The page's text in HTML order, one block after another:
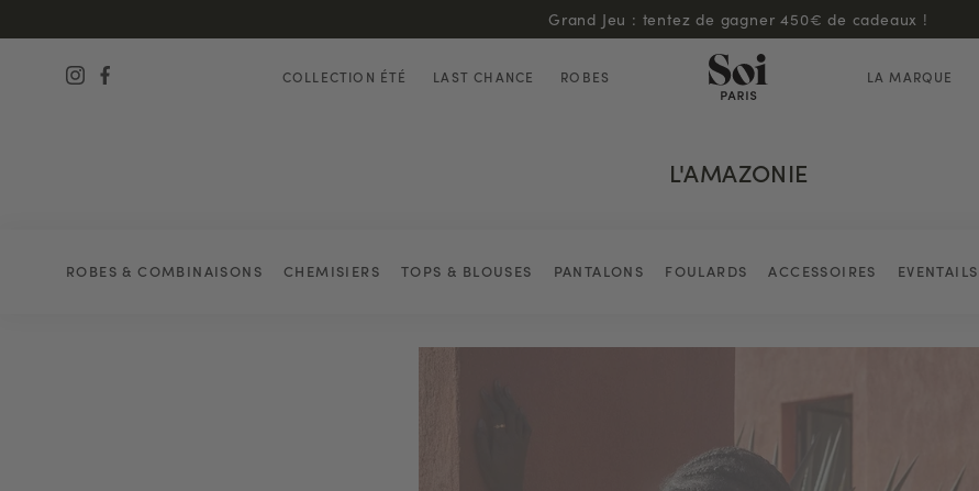
Grand Jeu : tentez de gagner 450€ de cadeaux !
COLLECTION ÉTÉ LAST CHANCE ROBES LA MARQUE
L'AMAZONIE
ROBES & COMBINAISONS CHEMISIERS TOPS & BLOUSES PANTALONS FOULARDS ACCESSOIRES EVENTAILS